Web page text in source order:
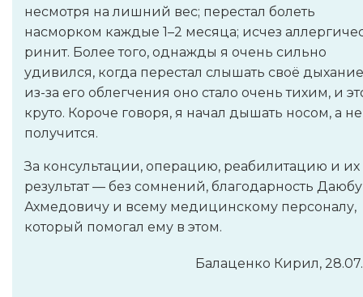
несмотря на лишний вес; перестал болеть
насморком каждые 1–2 месяца; исчез
ринит. Более того, однажды я очень сильно
удивился, когда перестал слышать своё
из-за его облегчения оно стало очень тихим, и
круто. Короче говоря, я начал дышать носом, а
получится.
За консультации, операцию, реабилитацию и их
результат — без сомнений, благодарность
Ахмедовичу и всему медицинскому персоналу,
который помогал ему в этом.
Балаценко Кирил,